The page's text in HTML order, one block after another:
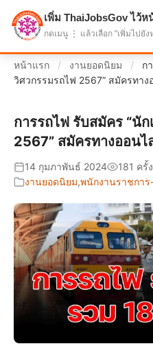
แบ่งปันโอกาส เพื่ออนาคตที่
หน้าแรก / งานยอดนิยม /
ก
วิศวกรรมรถไฟ 2567” สมัครทาง
การรถไฟ รับสมัคร “นั
2567” สมัครทางออนไ
14 กุมภาพันธ์ 2024
181 ครั้ง
งานยอดนิยม,พนักงานราชการ
เพิ่ม ThaiJobsGov ไว้ห
กดเมนู ⋮ แล้วเลือก "เพิ่มไปยัง